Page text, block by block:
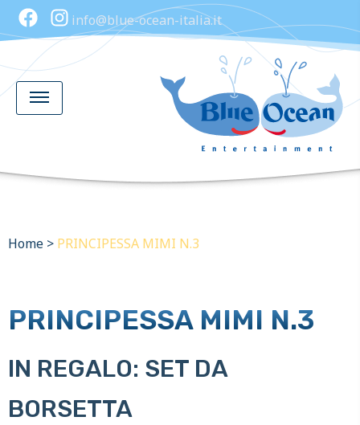
info@blue-ocean-italia.it
Home > PRINCIPESSA MIMI N.3
PRINCIPESSA MIMI N.3
IN REGALO: SET DA
BORSETTA